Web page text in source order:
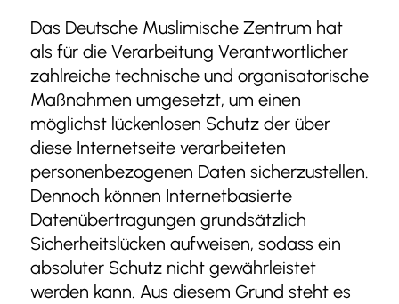
Das Deutsche Muslimische Zentrum hat
als für die Verarbeitung Verantwortlicher
zahlreiche technische und organisatorische
Maßnahmen umgesetzt, um einen
möglichst lückenlosen Schutz der über
diese Internetseite verarbeiteten
personenbezogenen Daten sicherzustellen.
Dennoch können Internetbasierte
Datenübertragungen grundsätzlich
Sicherheitslücken aufweisen, sodass ein
absoluter Schutz nicht gewährleistet
werden kann. Aus diesem Grund steht es